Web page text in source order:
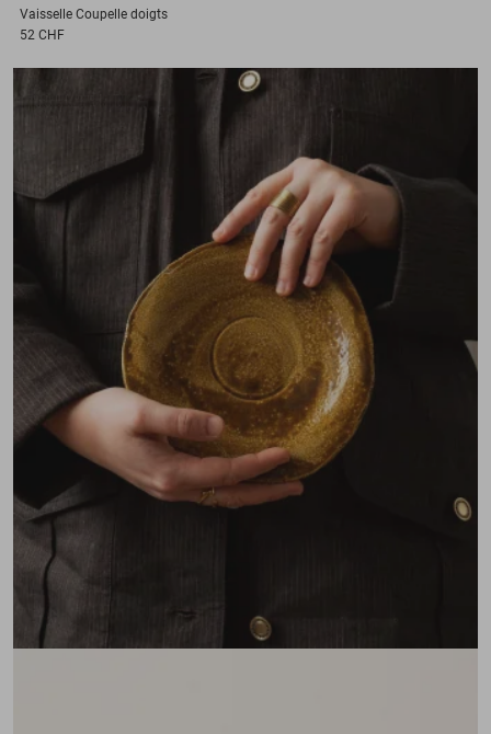
Vaisselle Coupelle doigts
52 CHF